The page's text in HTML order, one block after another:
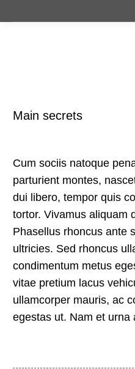
Main secrets
Cum sociis natoque
parturient montes,
dui libero, tempor quis
tortor. Vivamus aliquam
Phasellus rhoncus ante
ultricies. Sed rhoncus
condimentum metus
vitae pretium lacus
ullamcorper mauris, ac
egestas ut. Nam et urna